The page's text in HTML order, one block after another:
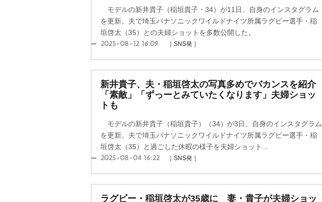
モデルの新井貴子（稲垣貴子・34）が11日、自身のインスタグラム
を更新。夫で埼玉パナソニックワイルドナイツ所属ラグビー選手・稲
垣啓太（35）との夫婦ショットを多数公開した。
2025-08-12 16:09 ｜SNS発｜
新井貴子、夫・稲垣啓太の写真多めでバカンスを紹介
「素敵」「ずっーとみていたくなります」夫婦ショッ
トも
モデルの新井貴子（稲垣貴子）（34）が3日、自身のインスタグラム
を更新。夫で埼玉パナソニックワイルドナイツ所属ラグビー選手・稲
垣啓太（35）と過ごした休暇の様子を夫婦ショット...
2025-08-04 16:22 ｜SNS発｜
ラグビー・稲垣啓太が35歳に 妻・貴子が夫婦ショッ